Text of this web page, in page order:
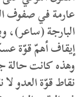
عارمة في صفوف
البارجة (ساعر)،
إيقاف أهمّ قوّة
وهذه كانت حالة
نقاط قوّة العدو